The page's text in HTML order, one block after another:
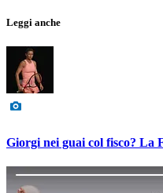
Leggi anche
Giorgi nei guai col fisco? La